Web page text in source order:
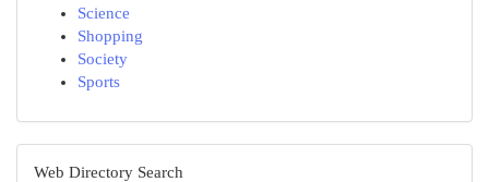
Science
Shopping
Society
Sports
Web Directory Search